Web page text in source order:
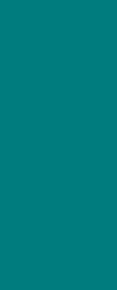
中！＜大阪・川崎＞
ター】
＞
ター】
策直前１日集中講